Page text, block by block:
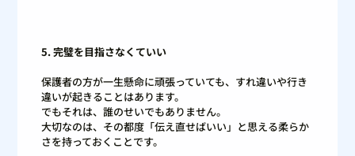
5. 完璧を目指さなくていい
保護者の方が一生懸命に頑張っていても、すれ違いや行き
違いが起きることはあります。
でもそれは、誰のせいでもありません。
大切なのは、その都度「伝え直せばいい」と思える柔らか
さを持っておくことです。